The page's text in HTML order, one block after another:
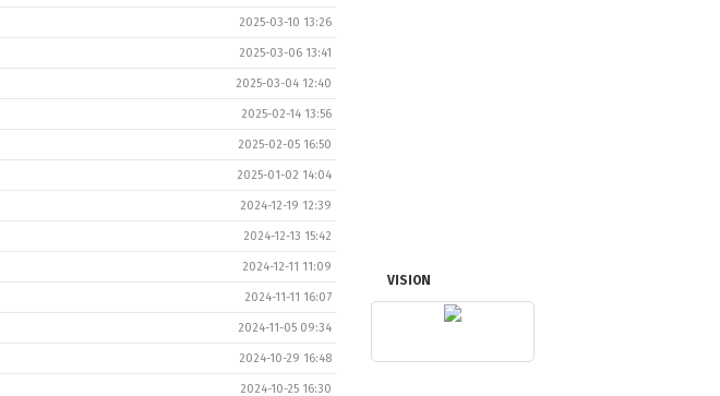
2025-03-10 13:26
2025-03-06 13:41
2025-03-04 12:40
2025-02-14 13:56
2025-02-05 16:50
2025-01-02 14:04
2024-12-19 12:39
2024-12-13 15:42
2024-12-11 11:09
2024-11-11 16:07
2024-11-05 09:34
2024-10-29 16:48
2024-10-25 16:30
VISION